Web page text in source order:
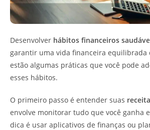
Desenvolver hábitos financeiros
garantir uma vida financeira equilibrada
estão algumas práticas que você pode
esses hábitos.
O primeiro passo é entender suas
envolve monitorar tudo que você ganha
dica é usar aplicativos de finanças ou